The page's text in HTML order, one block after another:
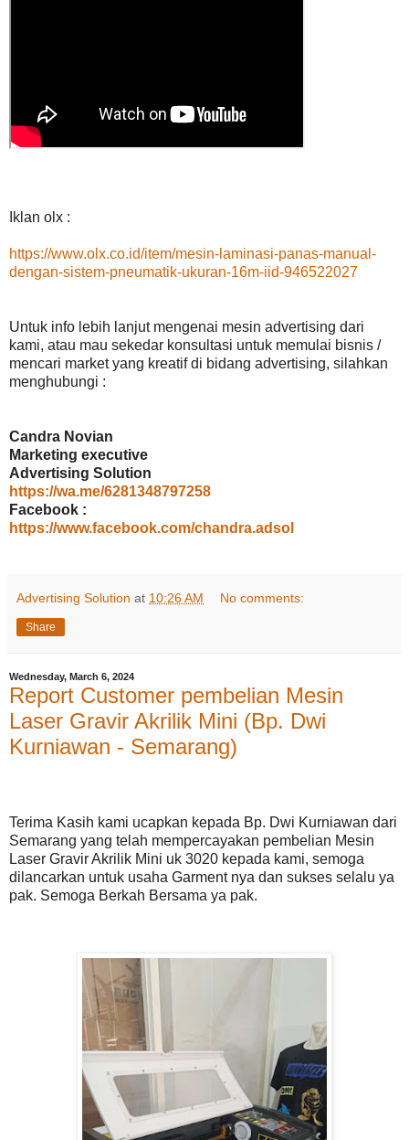
Iklan olx :
https://www.olx.co.id/item/mesin-laminasi-panas-manual-
dengan-sistem-pneumatik-ukuran-16m-iid-946522027
Untuk info lebih lanjut mengenai mesin advertising dari
kami, atau mau sekedar konsultasi untuk memulai bisnis /
mencari market yang kreatif di bidang advertising, silahkan
menghubungi :
Candra Novian
Marketing executive
Advertising Solution
https://wa.me/6281348797258
Facebook :
https://www.facebook.com/chandra.adsol
Advertising Solution at 10:26 AM No comments:
Share
Wednesday, March 6, 2024
Report Customer pembelian Mesin
Laser Gravir Akrilik Mini (Bp. Dwi
Kurniawan - Semarang)
Terima Kasih kami ucapkan kepada Bp. Dwi Kurniawan dari
Semarang yang telah mempercayakan pembelian Mesin
Laser Gravir Akrilik Mini uk 3020 kepada kami, semoga
dilancarkan untuk usaha Garment nya dan sukses selalu ya
pak. Semoga Berkah Bersama ya pak.